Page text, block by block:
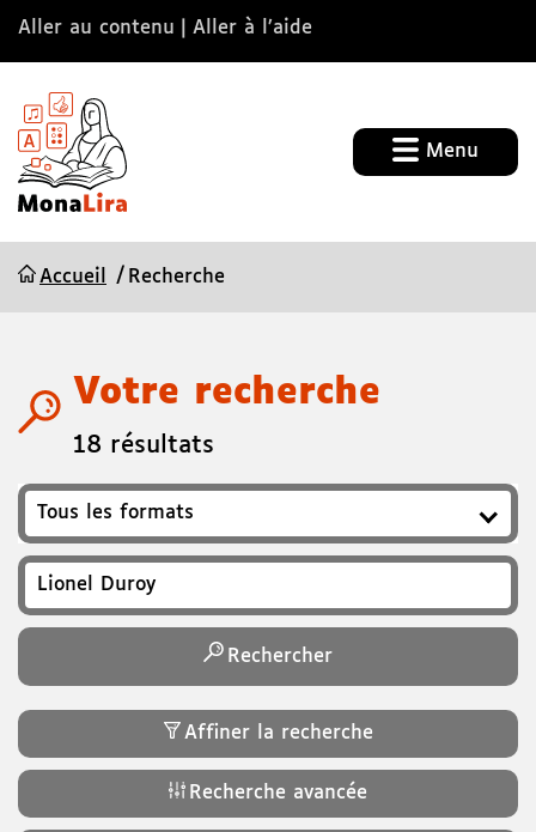
Aller au contenu Aller à l’aide
Menu
Accueil Recherche
Votre recherche
18 résultats
Format
Recherchez un titre, auteur, ISBN, genre…
Rechercher
Affiner la recherche
Recherche avancée